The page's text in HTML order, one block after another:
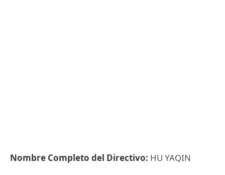
Nombre Completo del Directivo: HU YAQIN